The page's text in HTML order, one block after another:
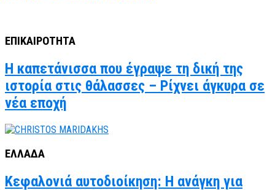
ΕΠΙΚΑΙΡΟΤΗΤΑ
Η καπετάνισσα που έγραψε τη δική της
ιστορία στις θάλασσες – Ρίχνει άγκυρα σε
νέα εποχή
ΕΛΛΑΔΑ
Κεφαλονιά αυτοδιοίκηση: Η ανάγκη για